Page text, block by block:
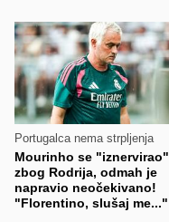
Portugalca nema strpljenja
Mourinho se "iznervirao"
zbog Rodrija, odmah je
napravio neočekivano!
"Florentino, slušaj me..."